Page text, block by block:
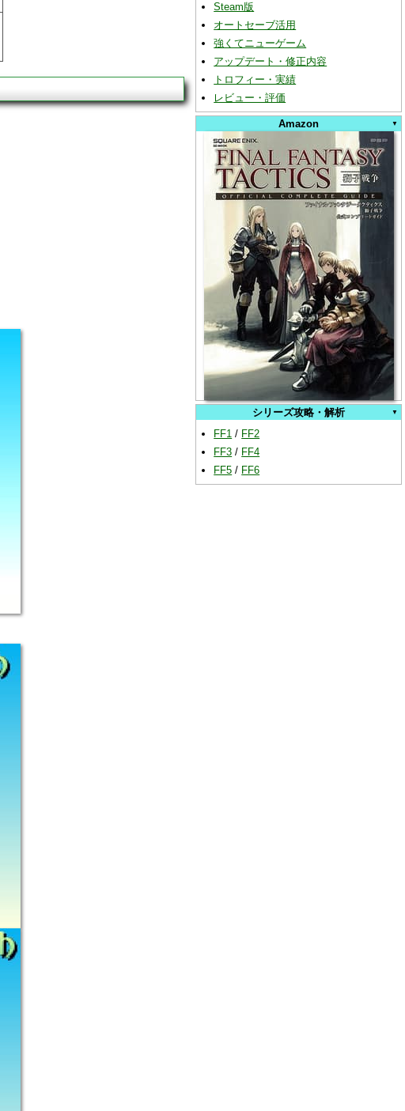
Steam版
オートセーブ活用
強くてニューゲーム
アップデート・修正内容
トロフィー・実績
レビュー・評価
Amazon
シリーズ攻略・解析
FF1 / FF2
FF3 / FF4
FF5 / FF6